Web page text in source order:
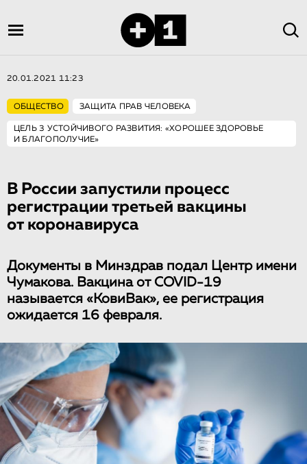
20.01.2021 11:23
ОБЩЕСТВО ЗАЩИТА ПРАВ ЧЕЛОВЕКА
ЦЕЛЬ 3 УСТОЙЧИВОГО РАЗВИТИЯ: «ХОРОШЕЕ ЗДОРОВЬЕ
И БЛАГОПОЛУЧИЕ»
В России запустили процесс
регистрации третьей вакцины
от коронавируса
Документы в Минздрав подал Центр имени
Чумакова. Вакцина от COVID-19
называется «КовиВак», ее регистрация
ожидается 16 февраля.